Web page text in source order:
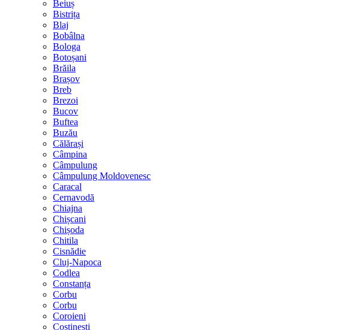
Beiuș
Bistrița
Blaj
Bobâlna
Bologa
Botoșani
Brăila
Brașov
Breb
Brezoi
Bucov
Buftea
Buzău
Călărași
Câmpina
Câmpulung
Câmpulung Moldovenesc
Caracal
Cernavodă
Chiajna
Chișcani
Chișoda
Chitila
Cisnădie
Cluj-Napoca
Codlea
Constanța
Corbu
Corbu
Coroieni
Costinești